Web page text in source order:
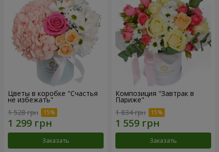
Цветы в коробке "Счастья
не избежать"
1 528 грн
Заказать
Композиция "Завтрак в
Париже"
1 834 грн
Заказать